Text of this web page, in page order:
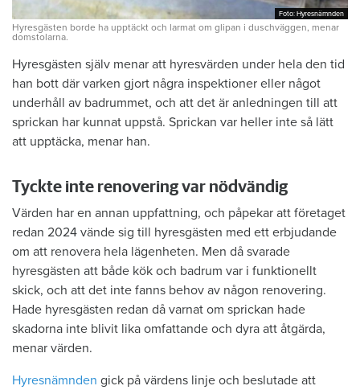
Foto: Hyresnämnden
Foto: Hyresnämnden
Hyresgästen borde ha upptäckt och larmat om glipan i duschväggen, menar
domstolarna.
Hyresgästen själv menar att hyresvärden under hela den tid
han bott där varken gjort några inspektioner eller något
underhåll av badrummet, och att det är anledningen till att
sprickan har kunnat uppstå. Sprickan var heller inte så lätt
att upptäcka, menar han.
Tyckte inte renovering var nödvändig
Värden har en annan uppfattning, och påpekar att företaget
redan 2024 vände sig till hyresgästen med ett erbjudande
om att renovera hela lägenheten. Men då svarade
hyresgästen att både kök och badrum var i funktionellt
skick, och att det inte fanns behov av någon renovering.
Hade hyresgästen redan då varnat om sprickan hade
skadorna inte blivit lika omfattande och dyra att åtgärda,
menar värden.
Hyresnämnden gick på värdens linje och beslutade att